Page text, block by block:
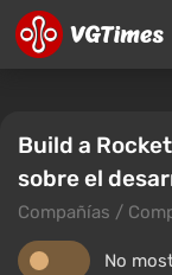
Build a
sobre el
Compañías /
No